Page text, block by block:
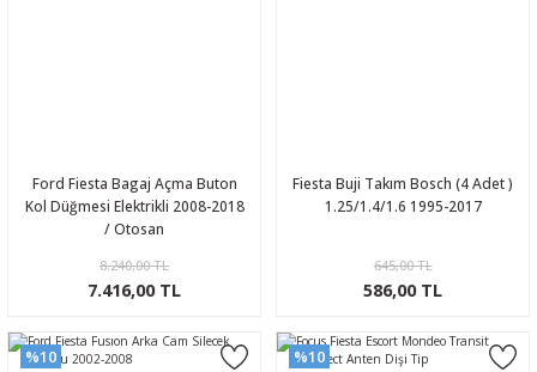
Ford Fiesta Bagaj Açma Buton
Kol Düğmesi Elektrikli 2008-2018
/ Otosan
8.240,00 TL
7.416,00 TL
Fiesta Buji Takım Bosch (4 Adet )
1.25/1.4/1.6 1995-2017
645,00 TL
586,00 TL
%10 %10